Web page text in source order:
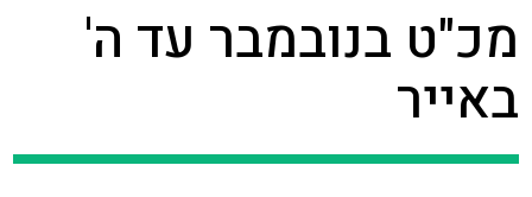
מכ"ט בנובמבר עד ה'
באייר